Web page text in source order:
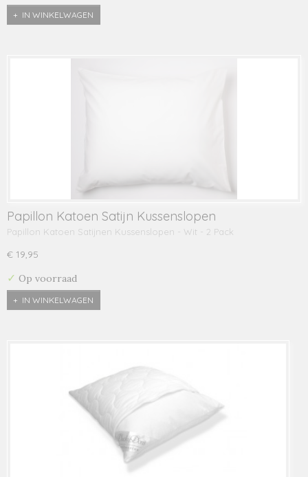
IN WINKELWAGEN
Papillon Katoen Satijn Kussenslopen
Papillon Katoen Satijnen Kussenslopen - Wit - 2 Pack
€ 19,95
✓ Op voorraad
IN WINKELWAGEN